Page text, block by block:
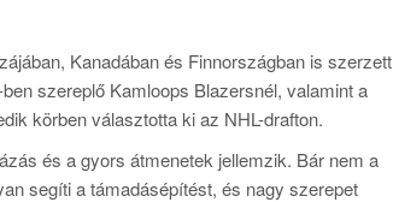
Kanadában és Finnországban is szerzett
szereplő Kamloops Blazersnél, valamint a
körben választotta ki az NHL-drafton.
és a gyors átmenetek jellemzik. Bár nem a
segíti a támadásépítést, és nagy szerepet